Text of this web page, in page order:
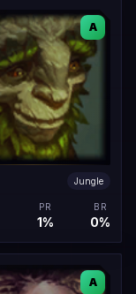
A
Jungle
PR
1%
BR
0%
A